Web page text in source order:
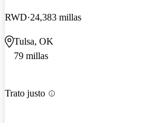
RWD 24,383 millas
Tulsa, OK
79 millas
Trato justo